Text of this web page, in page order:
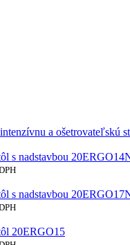
a ošetrovateľskú
s nadstavbou
s nadstavbou
20ERGO15